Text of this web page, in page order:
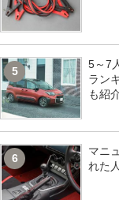
5
5～7
ラン
も紹
6
マニ
れた